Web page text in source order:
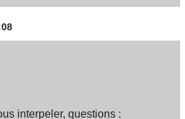
interpeler, questions :